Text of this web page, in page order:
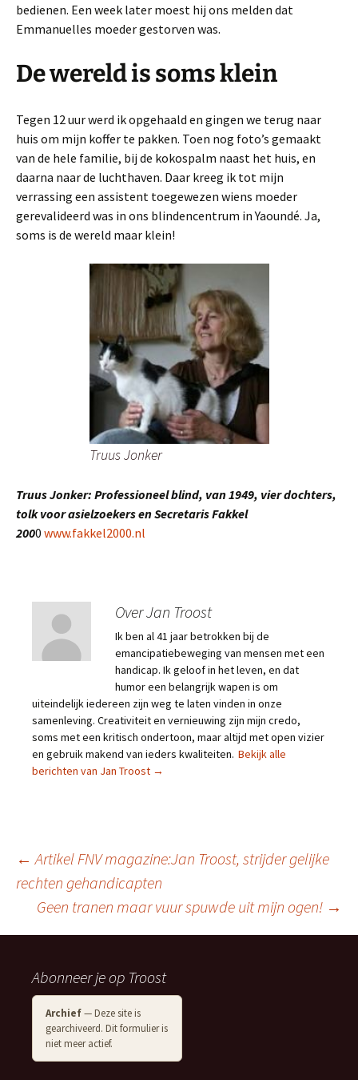
bedienen. Een week later moest hij ons melden dat
Emmanuelles moeder gestorven was.
De wereld is soms klein
Tegen 12 uur werd ik opgehaald en gingen we terug naar
huis om mijn koffer te pakken. Toen nog foto’s gemaakt
van de hele familie, bij de kokospalm naast het huis, en
daarna naar de luchthaven. Daar kreeg ik tot mijn
verrassing een assistent toegewezen wiens moeder
gerevalideerd was in ons blindencentrum in Yaoundé. Ja,
soms is de wereld maar klein!
Truus Jonker
Truus Jonker: Professioneel blind, van 1949, vier dochters,
tolk voor asielzoekers en Secretaris Fakkel
2000 www.fakkel2000.nl
Over Jan Troost
Ik ben al 41 jaar betrokken bij de
emancipatiebeweging van mensen met een
handicap. Ik geloof in het leven, en dat
humor een belangrijk wapen is om
uiteindelijk iedereen zijn weg te laten vinden in onze
samenleving. Creativiteit en vernieuwing zijn mijn credo,
soms met een kritisch ondertoon, maar altijd met open vizier
en gebruik makend van ieders kwaliteiten. Bekijk alle
berichten van Jan Troost →
Berichtnavigatie
← Artikel FNV magazine:Jan Troost, strijder gelijke
rechten gehandicapten
Geen tranen maar vuur spuwde uit mijn ogen! →
Abonneer je op Troost
Archief— Deze site is
gearchiveerd. Dit formulier is
niet meer actief.